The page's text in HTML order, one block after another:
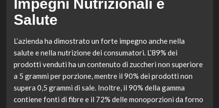
Impegni Nutrizionali e
Salute
L’azienda ha dimostrato un forte impegno anche nella
salute e nella nutrizione dei consumatori. L’89% dei
prodotti venduti ha un contenuto di zuccheri non superiore
a 5 grammi per porzione, mentre il 90% dei prodotti non
supera 0,5 grammi di sale. Inoltre, il 90% della gamma
contiene fonti di fibre e il 72% delle monoporzioni da forno